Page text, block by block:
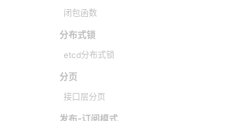
闭包函数
分布式锁
etcd分布式锁
分页
接口层分页
发布-订阅模式